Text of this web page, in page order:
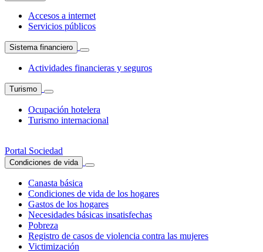
Accesos a internet
Servicios públicos
Sistema financiero
Actividades financieras y seguros
Turismo
Ocupación hotelera
Turismo internacional
Portal Sociedad
Condiciones de vida
Canasta básica
Condiciones de vida de los hogares
Gastos de los hogares
Necesidades básicas insatisfechas
Pobreza
Registro de casos de violencia contra las mujeres
Victimización